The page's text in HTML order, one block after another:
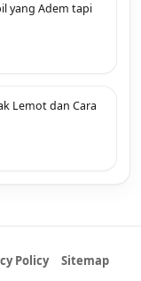
yang Adem tapi
Lemot dan Cara
Policy Sitemap